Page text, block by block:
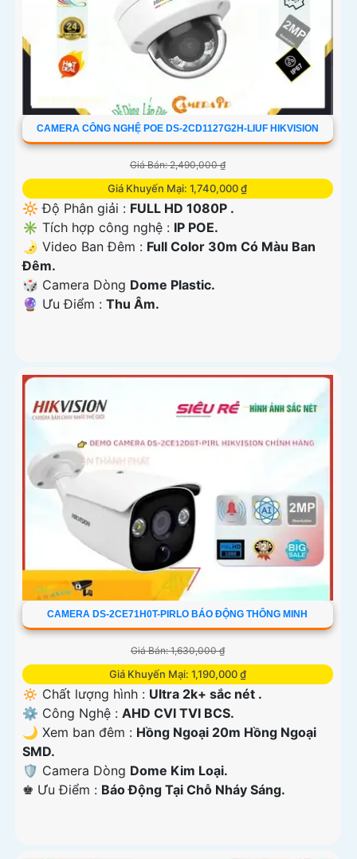
CAMERA CÔNG NGHỆ POE DS-2CD1127G2H-LIUF HIKVISION
Giá Bán: 2,490,000 ₫
Giá Khuyến Mại: 1,740,000 ₫
🔆 Độ Phân giải : FULL HD 1080P .
✳️ Tích hợp công nghệ : IP POE.
🌛 Video Ban Đêm : Full Color 30m Có Màu Ban
Ðêm.
🎲 Camera Dòng Dome Plastic.
️🔮 Ưu Điểm : Thu Âm.
CAMERA DS-2CE71H0T-PIRLO BÁO ĐỘNG THÔNG MINH
Giá Bán: 1,630,000 ₫
Giá Khuyến Mại: 1,190,000 ₫
🔅 Chất lượng hình : Ultra 2k+ sắc nét .
⚙ Công Nghệ : AHD CVI TVI BCS.
🌙 Xem ban đêm : Hồng Ngoại 20m Hồng Ngoại
SMD.
🛡 Camera Dòng Dome Kim Loại.
️♚ Ưu Điểm : Báo Động Tại Chỗ Nháy Sáng.